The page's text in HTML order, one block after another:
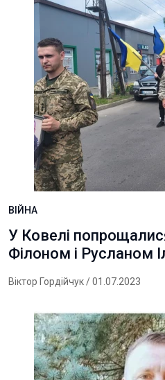
ВІЙНА
У Ковелі
Філоном і Русланом
Віктор Гордійчук/ 01.07.2023